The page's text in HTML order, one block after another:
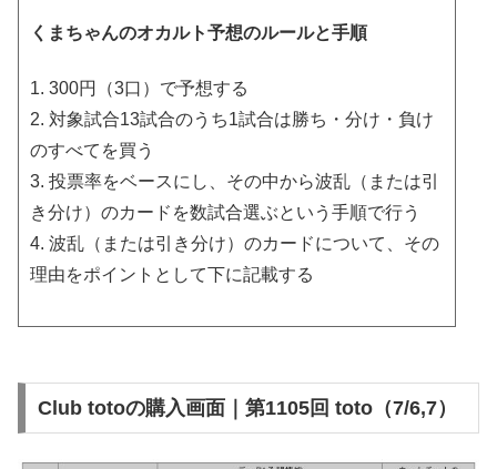
くまちゃんのオカルト予想のルールと手順
1. 300円（3口）で予想する
2. 対象試合13試合のうち1試合は勝ち・分け・負け
のすべてを買う
3. 投票率をベースにし、その中から波乱（または引
き分け）のカードを数試合選ぶという手順で行う
4. 波乱（または引き分け）のカードについて、その
理由をポイントとして下に記載する
Club totoの購入画面｜第1105回 toto（7/6,7）